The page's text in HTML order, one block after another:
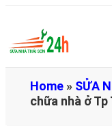
Home » SỬA
chữa nhà ở Tp